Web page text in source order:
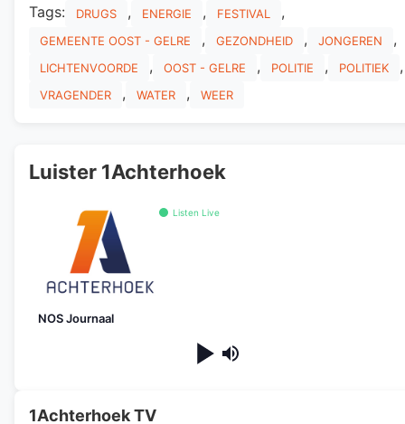
Tags: DRUGS , ENERGIE , FESTIVAL ,
GEMEENTE OOST - GELRE , GEZONDHEID , JONGEREN ,
LICHTENVOORDE , OOST - GELRE , POLITIE , POLITIEK ,
VRAGENDER , WATER , WEER
Luister 1Achterhoek
Listen Live
NOS Journaal
1Achterhoek TV